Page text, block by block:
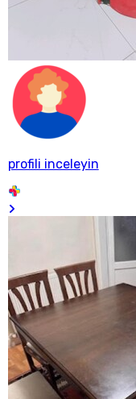
profili inceleyin